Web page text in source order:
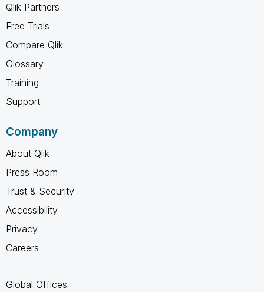
Qlik Partners
Free Trials
Compare Qlik
Glossary
Training
Support
Company
About Qlik
Press Room
Trust & Security
Accessibility
Privacy
Careers
Global Offices